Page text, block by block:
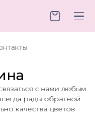
с нами любым
рады обратной
качества цветов